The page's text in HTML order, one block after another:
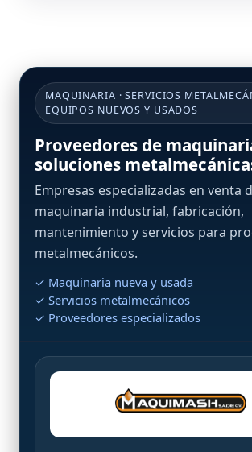
MAQUINARIA · SERVICIOS
EQUIPOS NUEVOS Y USADOS
Proveedores de
soluciones
Empresas especializadas en venta
maquinaria industrial, fabricación,
mantenimiento y servicios para
metalmecánicos.
✓ Maquinaria nueva y usada
✓ Servicios metalmecánicos
✓ Proveedores especializados